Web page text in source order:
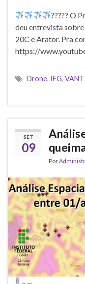
????? O
deu entrevista
20C e Arator. Pra
https://
Drone, IFG, VANT
SET
09
Por